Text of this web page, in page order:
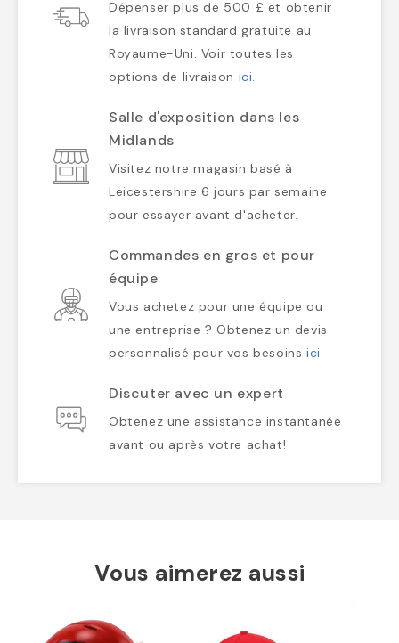
Dépenser plus de 500 £ et obtenir
la livraison standard gratuite au
Royaume-Uni. Voir toutes les
options de livraison ici.
Salle d'exposition dans les
Midlands
Visitez notre magasin basé à
Leicestershire 6 jours par semaine
pour essayer avant d'acheter.
Commandes en gros et pour
équipe
Vous achetez pour une équipe ou
une entreprise ? Obtenez un devis
personnalisé pour vos besoinsici.
Discuter avec un expert
Obtenez une assistance instantanée
avant ou après votre achat!
Vous aimerez aussi